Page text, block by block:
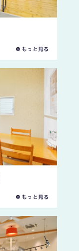
もっと見る
もっと見る